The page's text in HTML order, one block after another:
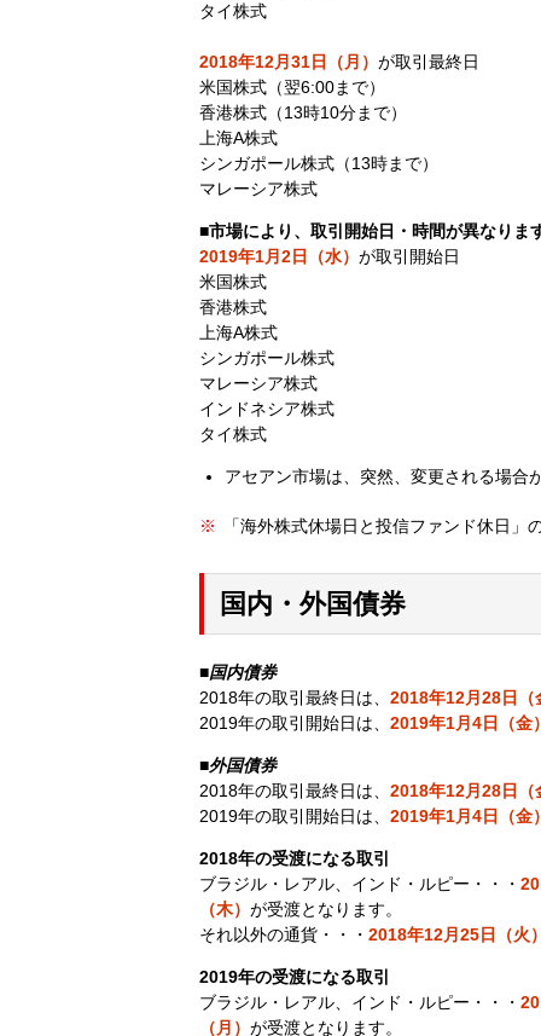
タイ株式
2018年12月31日（月） が取引最終日
米国株式（翌6:00まで）
香港株式（13時10分まで）
上海A株式
シンガポール株式（13時まで）
マレーシア株式
■市場により、取引開始日・時間が異なりま
2019年1月2日（水） が取引開始日
米国株式
香港株式
上海A株式
シンガポール株式
マレーシア株式
インドネシア株式
タイ株式
アセアン市場は、突然、変更される場合
「海外株式休場日と投信ファンド休日」
国内・外国債券
■国内債券
2018年の取引最終日は、 2018年12月28日（
2019年の取引開始日は、 2019年1月4日（金
■外国債券
2018年の取引最終日は、 2018年12月28日（
2019年の取引開始日は、 2019年1月4日（金
2018年の受渡になる取引
ブラジル・レアル、インド・ルピー・・・
（木） が受渡となります。
それ以外の通貨・・・ 2018年12月25日（火
2019年の受渡になる取引
ブラジル・レアル、インド・ルピー・・・
（月） が受渡となります。